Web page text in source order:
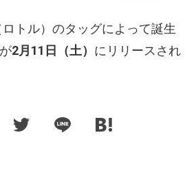
ロトル）のタッグによって誕生
2月11日（土） にリリースされ